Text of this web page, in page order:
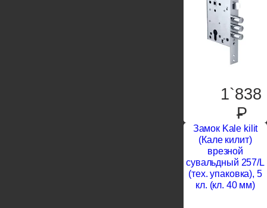
1`838
P
Замок Kale kilit
(Кале килит)
врезной
сувальдный 257/L
(тех. упаковка), 5
кл. (кл. 40 мм)